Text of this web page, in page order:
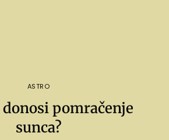
ASTRO
donosi pomračenje
sunca?